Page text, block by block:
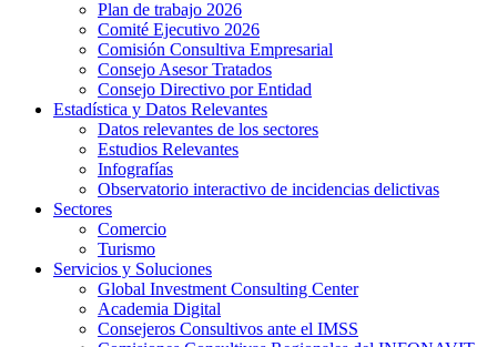
Plan de trabajo 2026
Comité Ejecutivo 2026
Comisión Consultiva Empresarial
Consejo Asesor Tratados
Consejo Directivo por Entidad
Estadística y Datos Relevantes
Datos relevantes de los sectores
Estudios Relevantes
Infografías
Observatorio interactivo de incidencias delictivas
Sectores
Comercio
Turismo
Servicios y Soluciones
Global Investment Consulting Center
Academia Digital
Consejeros Consultivos ante el IMSS